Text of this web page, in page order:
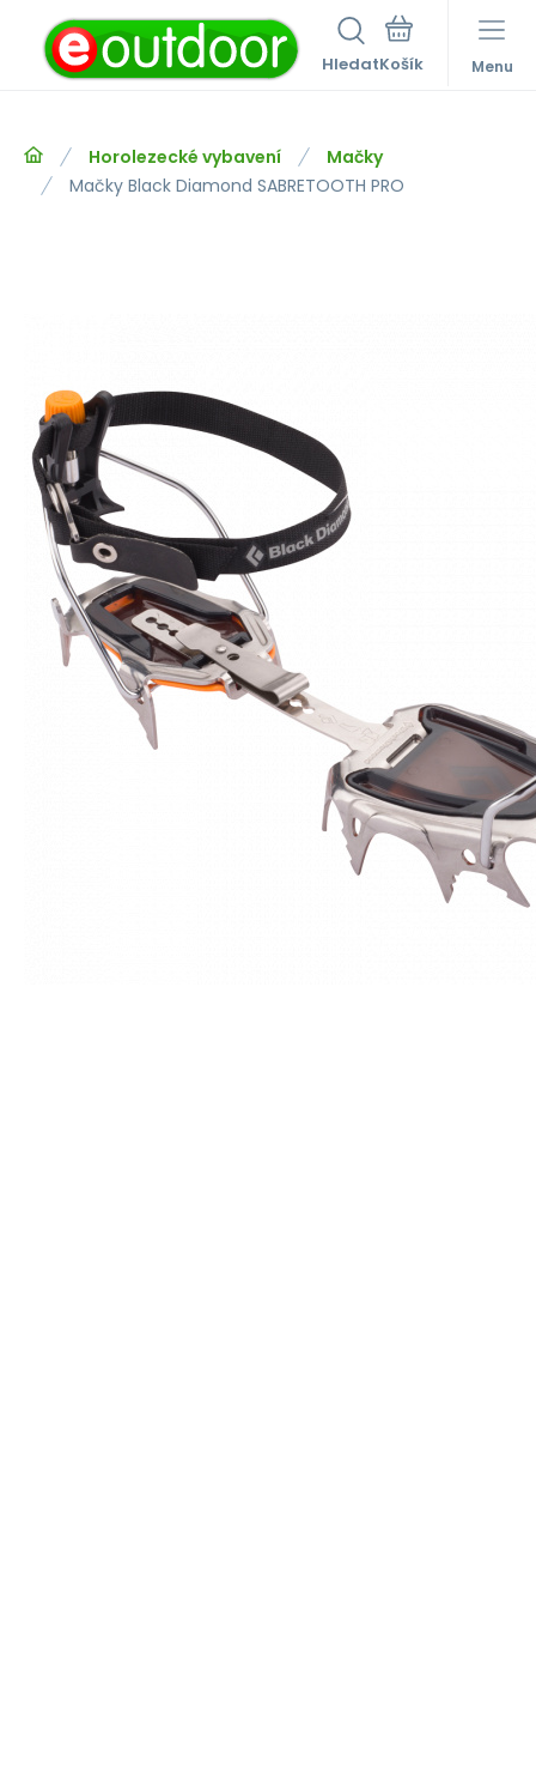
Hledat Menu
Horolezecké vybavení
Mačky
Mačky Black Diamond SABRETOOTH PRO